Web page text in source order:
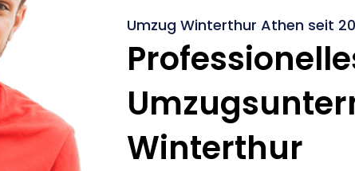
Umzug Winterthur Athen seit
Winterthur